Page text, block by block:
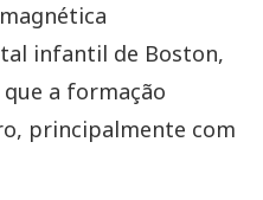
infantil de Boston,
a formação
principalmente com